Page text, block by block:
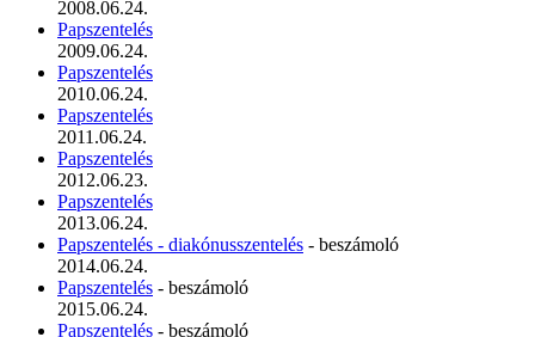
2008.06.24.
Papszentelés
2009.06.24.
Papszentelés
2010.06.24.
Papszentelés
2011.06.24.
Papszentelés
2012.06.23.
Papszentelés
2013.06.24.
Papszentelés - diakónusszentelés - beszámoló
2014.06.24.
Papszentelés - beszámoló
2015.06.24.
Papszentelés - beszámoló